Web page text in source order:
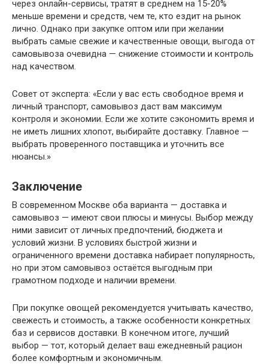
через онлайн-сервисы, тратят в среднем на 15-20%
меньше времени и средств, чем те, кто ездит на рынок
лично. Однако при закупке оптом или при желании
выбрать самые свежие и качественные овощи, выгода от
самовывоза очевидна — снижение стоимости и контроль
над качеством.
Совет от эксперта: «Если у вас есть свободное время и
личный транспорт, самовывоз даст вам максимум
контроля и экономии. Если же хотите сэкономить время и
не иметь лишних хлопот, выбирайте доставку. Главное —
выбрать проверенного поставщика и уточнить все
нюансы.»
Заключение
В современном Москве оба варианта — доставка и
самовывоз — имеют свои плюсы и минусы. Выбор между
ними зависит от личных предпочтений, бюджета и
условий жизни. В условиях быстрой жизни и
ограниченного времени доставка набирает популярность,
но при этом самовывоз остаётся выгодным при
грамотном подходе и наличии времени.
При покупке овощей рекомендуется учитывать качество,
свежесть и стоимость, а также особенности конкретных
баз и сервисов доставки. В конечном итоге, лучший
выбор — тот, который делает ваш ежедневный рацион
более комфортным и экономичным.